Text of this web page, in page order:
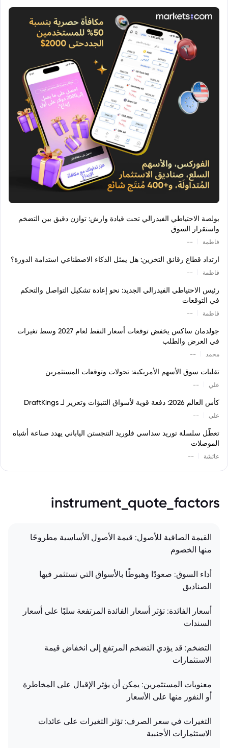
بولصة الاحتياطي الفيدرالي تحت قيادة وارش: توازن دقيق بين التضخم
واستقرار السوق
فاطمة --
ارتداد قطاع رقائق التخزين: هل يمثل الذكاء الاصطناعي استدامة الدورة؟
فاطمة --
رئيس الاحتياطي الفيدرالي الجديد: نحو إعادة تشكيل التواصل والتحكم
في التوقعات
فاطمة --
جولدمان ساكس يخفض توقعات أسعار النفط لعام 2027 وسط تغيرات
في العرض والطلب
محمد --
تقلبات سوق الأسهم الأمريكية: تحولات وتوقعات المستثمرين
علي --
كأس العالم 2026: دفعة قوية لأسواق التنبؤات وتعزيز لـ DraftKings
علي --
تعطّل سلسلة توريد سداسي فلوريد التنجستن الياباني يهدد صناعة أشباه
الموصلات
عائشة --
instrument_quote_factors
القيمة الصافية للأصول: قيمة الأصول الأساسية مطروحًا
منها الخصوم
أداء السوق: صعودًا وهبوطًا بالأسواق التي تستثمر فيها
الصناديق
أسعار الفائدة: تؤثر أسعار الفائدة المرتفعة سلبًا على أسعار
السندات
التضخم: قد يؤدي التضخم المرتفع إلى انخفاض قيمة
الاستثمارات
معنويات المستثمرين: يمكن أن يؤثر الإقبال على المخاطرة
أو النفور منها على الأسعار
التغيرات في سعر الصرف: تؤثر التغيرات على عائدات
الاستثمارات الأجنبية